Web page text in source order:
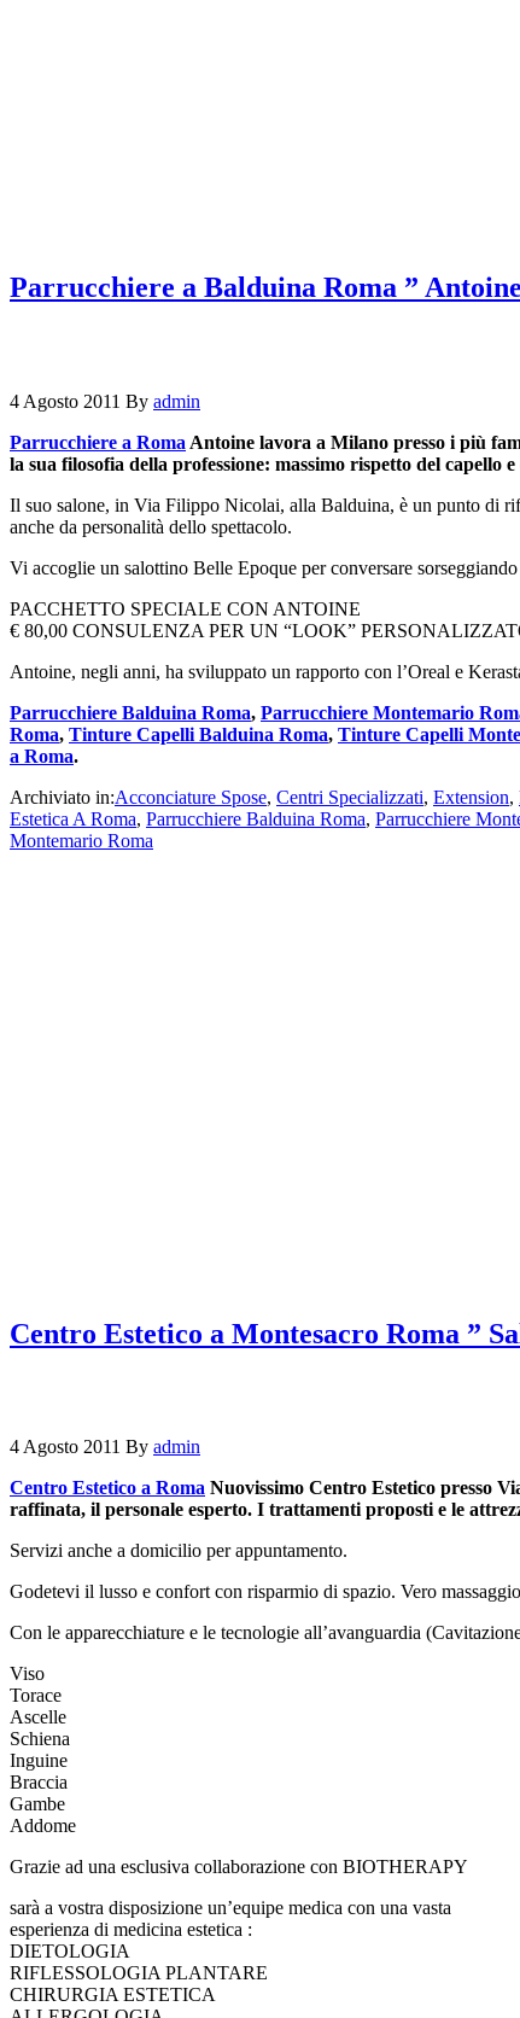
Parrucchiere a Balduina Roma ”
4 Agosto 2011 By admin
Parrucchiere a Roma Antoine lavora a Milano presso i più
la sua filosofia della professione: massimo rispetto del
Il suo salone, in Via Filippo Nicolai, alla Balduina, è un punto di
anche da personalità dello spettacolo.
Vi accoglie un salottino Belle Epoque per conversare
PACCHETTO SPECIALE CON ANTOINE
€ 80,00 CONSULENZA PER UN “LOOK”
Antoine, negli anni, ha sviluppato un rapporto con l’Oreal e
Parrucchiere Balduina Roma, Parrucchiere Montemario
Roma, Tinture Capelli Balduina Roma, Tinture Capelli
a Roma.
Archiviato in:Acconciature Spose, Centri Specializzati, Extension,
Estetica A Roma, Parrucchiere Balduina Roma, Parrucchiere
Montemario Roma
Centro Estetico a Montesacro Roma ”
4 Agosto 2011 By admin
Centro Estetico a Roma Nuovissimo Centro Estetico presso
raffinata, il personale esperto. I trattamenti proposti e le
Servizi anche a domicilio per appuntamento.
Godetevi il lusso e confort con risparmio di spazio. Vero
Con le apparecchiature e le tecnologie all’avanguardia
Viso
Torace
Ascelle
Schiena
Inguine
Braccia
Gambe
Addome
Grazie ad una esclusiva collaborazione con BIOTHERAPY
sarà a vostra disposizione un’equipe medica con una vasta
esperienza di medicina estetica :
DIETOLOGIA
RIFLESSOLOGIA PLANTARE
CHIRURGIA ESTETICA